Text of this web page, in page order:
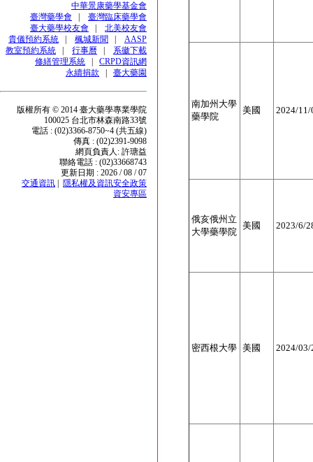
中華景康藥學基金會
臺灣藥學會
臺灣臨床藥學會
臺大藥學校友會
北美校友會
貴儀預約系統
楓城新聞
AASP
教室預約系統
行事曆
系徽下載
修繕管理系統
CRPD資訊網
永續捐款
臺大藥園
版權所有 © 2014 臺大藥學專業學院
100025 台北市林森南路33號
電話 : (02)3366-8750~4 (共五線)
傳真 : (02)2391-9098
網頁負責人: 許瑭益
聯絡電話 : (02)33668743
更新日期 : 2026 / 08 / 07
交通資訊
隱私權及資訊安全政策
資安專區
南加州大學
藥學院
美國 2024/11/
俄亥俄州立
大學藥學院
美國 2023/6/
密西根大學 美國 2024/03/